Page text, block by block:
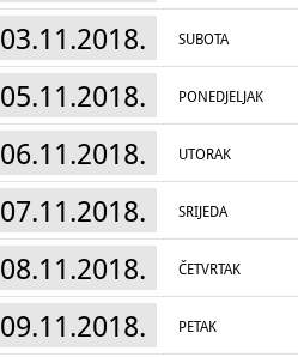
03.11.2018. SUBOTA
05.11.2018. PONEDJELJAK
06.11.2018. UTORAK
07.11.2018. SRIJEDA
08.11.2018. ČETVRTAK
09.11.2018. PETAK